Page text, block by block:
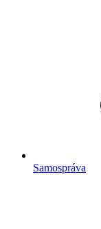
Samospráva